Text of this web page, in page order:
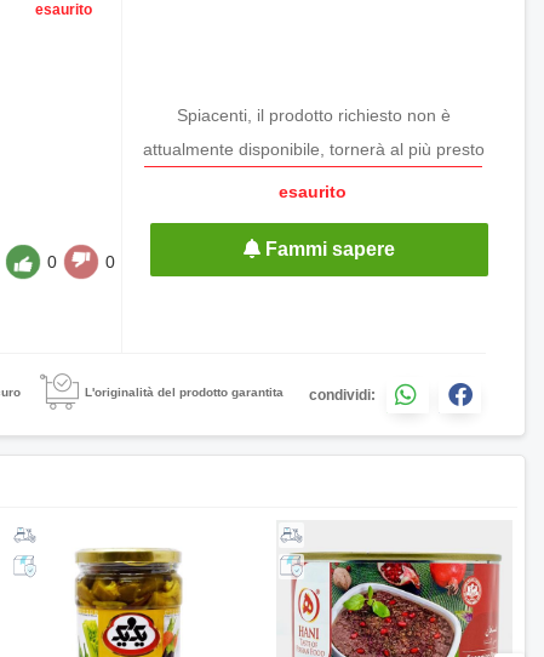
esaurito
0 0
Spiacenti, il prodotto richiesto non è
attualmente disponibile, tornerà al più presto
esaurito
Fammi sapere
L'originalità del prodotto garantita condividi: